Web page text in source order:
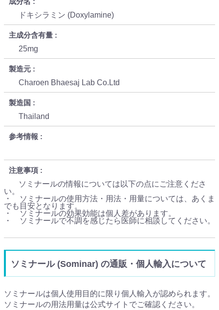
ドキシラミン (Doxylamine)
主成分含有量
25mg
製造元
Charoen Bhaesaj Lab Co.Ltd
製造国
Thailand
参考情報
注意事項
ソミナールの情報については以下の点にご注意くださ
い。
・ ソミナールの使用方法・用法・用量については、あくま
でも目安となります。
・ ソミナールの効果効能は個人差があります。
・ ソミナールで不調を感じたら医師に相談してください。
ソミナール (Sominar) の通販・個人輸入について
ソミナールは個人使用目的に限り個人輸入が認められます。
ソミナールの用法用量は公式サイトでご確認ください。